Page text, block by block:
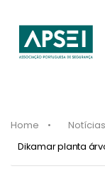
Home
Notícias
Dikamar planta